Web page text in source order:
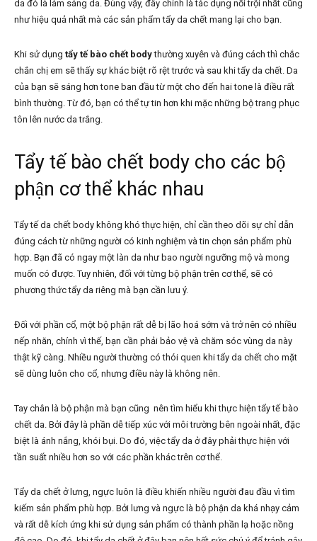
da đó là làm sáng da. Đúng vậy, đây chính là tác dụng nổi trội nhất cũng
như hiệu quả nhất mà các sản phẩm tẩy da chết mang lại cho bạn.
Khi sử dụng tẩy tế bào chết bodythường xuyên và đúng cách thì chắc
chắn chị em sẽ thấy sự khác biệt rõ rệt trước và sau khi tẩy da chết. Da
của bạn sẽ sáng hơn tone ban đầu từ một cho đến hai tone là điều rất
bình thường. Từ đó, bạn có thể tự tin hơn khi mặc những bộ trang phục
tôn lên nước da trắng.
Tẩy tế bào chết body cho các bộ
phận cơ thể khác nhau
Tẩy tế da chết body không khó thực hiện, chỉ cần theo dõi sự chỉ dẫn
đúng cách từ những người có kinh nghiệm và tin chọn sản phẩm phù
hợp. Bạn đã có ngay một làn da như bao người ngưỡng mộ và mong
muốn có được. Tuy nhiên, đối với từng bộ phận trên cơ thể, sẽ có
phương thức tẩy da riêng mà bạn cần lưu ý.
Đối với phần cổ, một bộ phận rất dễ bị lão hoá sớm và trở nên có nhiều
nếp nhăn, chính vì thế, bạn cần phải bảo vệ và chăm sóc vùng da này
thật kỹ càng. Nhiều người thường có thói quen khi tẩy da chết cho mặt
sẽ dùng luôn cho cổ, nhưng điều này là không nên.
Tay chân là bộ phận mà bạn cũng nên tìm hiểu khi thực hiện tẩy tế bào
chết da. Bởi đây là phần dễ tiếp xúc với môi trường bên ngoài nhất, đặc
biệt là ánh nắng, khói bụi. Do đó, việc tẩy da ở đây phải thực hiện với
tần suất nhiều hơn so với các phần khác trên cơ thể.
Tẩy da chết ở lưng, ngực luôn là điều khiến nhiều người đau đầu vì tìm
kiếm sản phẩm phù hợp. Bởi lưng và ngực là bộ phận da khá nhạy cảm
và rất dễ kích ứng khi sử dụng sản phẩm có thành phần lạ hoặc nồng